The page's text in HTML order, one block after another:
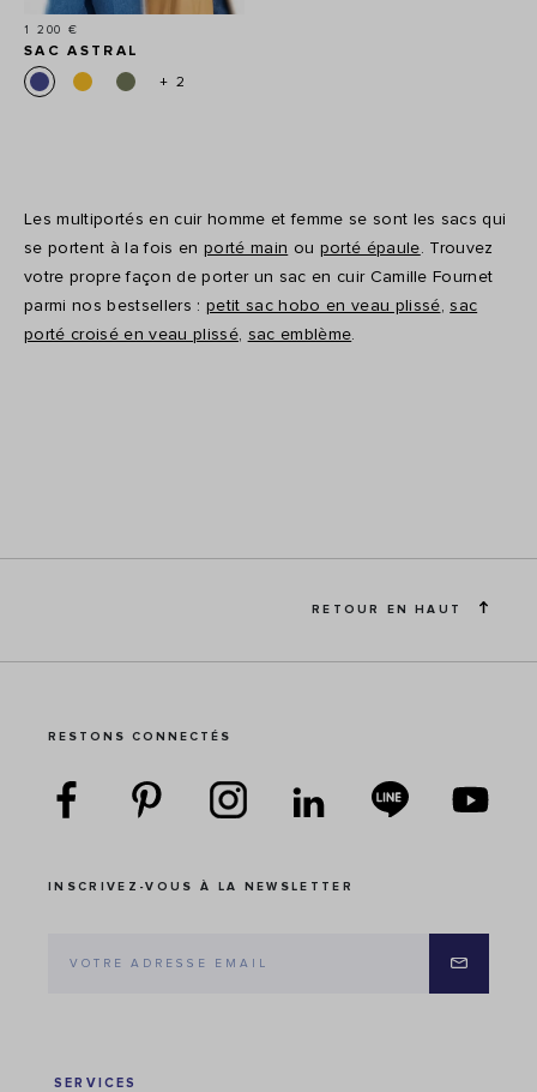
Prix
1 200 €
SAC ASTRAL
+ 2
Les multiportés en cuir homme et femme se sont les sacs qui
se portent à la fois en porté main ou porté épaule. Trouvez
votre propre façon de porter un sac en cuir Camille Fournet
parmi nos bestsellers : petit sac hobo en veau plissé, sac
porté croisé en veau plissé, sac emblème.
RETOUR EN HAUT
RESTONS CONNECTÉS
INSCRIVEZ-VOUS À LA NEWSLETTER
SERVICES